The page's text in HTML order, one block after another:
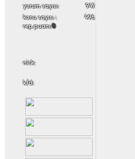
yorum sayısı:
947
konu sayısı :
496
rep puanı:0
nick:
k/d: